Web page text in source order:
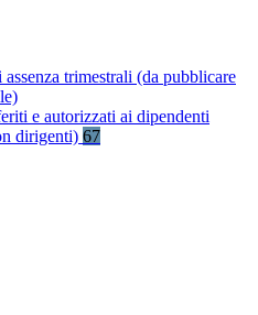
assenza trimestrali (da pubblicare
e autorizzati ai dipendenti
dirigenti) 67